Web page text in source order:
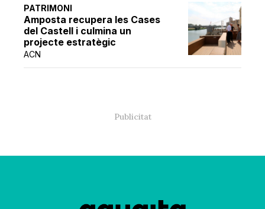
PATRIMONI
Amposta recupera les Cases
del Castell i culmina un
projecte estratègic
ACN